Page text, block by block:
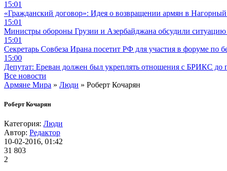
15:01
«Гражданский договор»: Идея о возвращении армян в
15:01
Министры обороны Грузии и Азербайджана обсудили ситуацию
15:01
Секретарь Совбеза Ирана посетит РФ для участия в форуме по
15:00
Депутат: Ереван должен был укреплять отношения с БРИКС до
Все новости
Армяне Мира » Люди » Роберт Кочарян
Роберт Кочарян
Категория: Люди
Автор: Редактор
10-02-2016, 01:42
31 803
2